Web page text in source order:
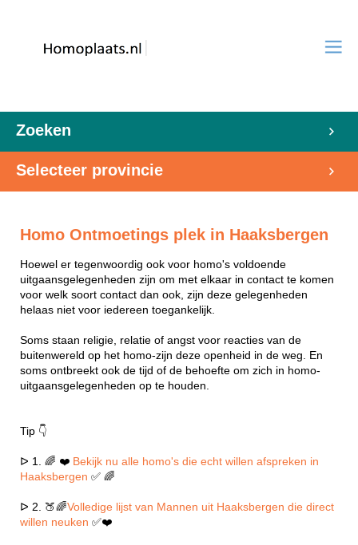
Zoeken
Selecteer provincie
Homo Ontmoetings plek in Haaksbergen
Hoewel er tegenwoordig ook voor homo's voldoende
uitgaansgelegenheden zijn om met elkaar in contact te komen
voor welk soort contact dan ook, zijn deze gelegenheden
helaas niet voor iedereen toegankelijk.
Soms staan religie, relatie of angst voor reacties van de
buitenwereld op het homo-zijn deze openheid in de weg. En
soms ontbreekt ook de tijd of de behoefte om zich in homo-
uitgaansgelegenheden op te houden.
Tip 👇
ᐅ 1. 🌈 ❤️ Bekijk nu alle homo's die echt willen afspreken in
Haaksbergen ✅ 🌈
ᐅ 2. 🍑🌈Volledige lijst van Mannen uit Haaksbergen die direct
willen neuken ✅❤️